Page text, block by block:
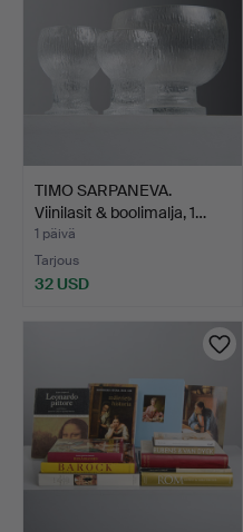
TIMO SARPANEVA.
Viinilasit & boolimalja, 1…
1 päivä
Tarjous
32 USD